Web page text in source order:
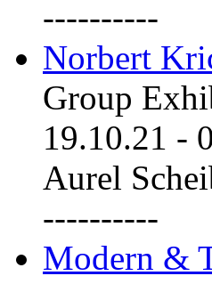
----------
Norbert
Group
19.10.21 -
Aurel
----------
Modern &